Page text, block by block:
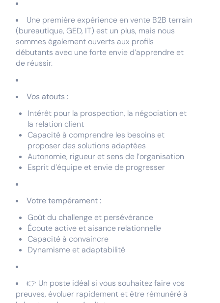
Une première expérience en vente B2B terrain
(bureautique, GED, IT) est un plus, mais nous
sommes également ouverts aux profils
débutants avec une forte envie d’apprendre et
de réussir.
Vos atouts :
Intérêt pour la prospection, la négociation et
la relation client
Capacité à comprendre les besoins et
proposer des solutions adaptées
Autonomie, rigueur et sens de l’organisation
Esprit d’équipe et envie de progresser
Votre tempérament :
Goût du challenge et persévérance
Écoute active et aisance relationnelle
Capacité à convaincre
Dynamisme et adaptabilité
👉 Un poste idéal si vous souhaitez faire vos
preuves, évoluer rapidement et être rémunéré à